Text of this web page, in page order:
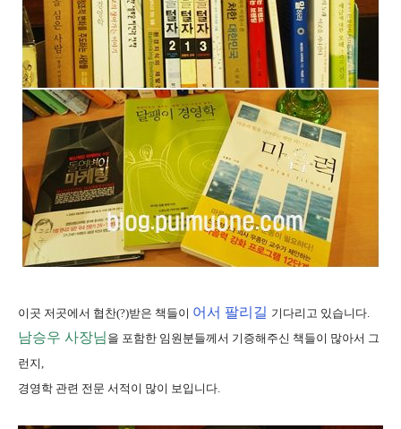
이곳 저곳에서 협찬(?)받은 책들이 어서 팔리길 기다리고 있습니다.
남승우 사장님 을 포함한 임원분들께서 기증해주신 책들이 많아서 그
런지,
경영학 관련 전문 서적이 많이 보입니다.